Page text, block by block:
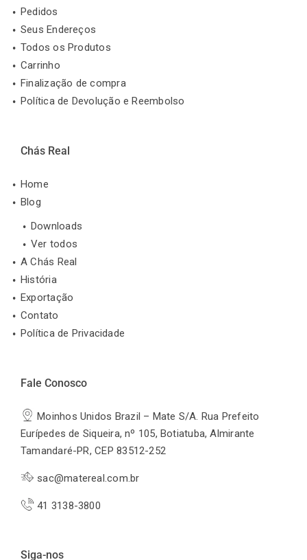
Pedidos
Seus Endereços
Todos os Produtos
Carrinho
Finalização de compra
Política de Devolução e Reembolso
Chás Real
Home
Blog
Downloads
Ver todos
A Chás Real
História
Exportação
Contato
Política de Privacidade
Fale Conosco
Moinhos Unidos Brazil – Mate S/A. Rua Prefeito
Eurípedes de Siqueira, nº 105, Botiatuba, Almirante
Tamandaré-PR, CEP 83512-252
sac@matereal.com.br
41 3138-3800
Siga-nos